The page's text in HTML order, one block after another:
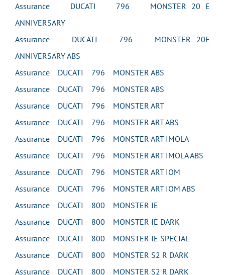
Assurance DUCATI 796 MONSTER 20 E
ANNIVERSARY
Assurance DUCATI 796 MONSTER 20E
ANNIVERSARY ABS
Assurance DUCATI 796 MONSTER ABS
Assurance DUCATI 796 MONSTER ABS
Assurance DUCATI 796 MONSTER ART
Assurance DUCATI 796 MONSTER ART ABS
Assurance DUCATI 796 MONSTER ART IMOLA
Assurance DUCATI 796 MONSTER ART IMOLA ABS
Assurance DUCATI 796 MONSTER ART IOM
Assurance DUCATI 796 MONSTER ART IOM ABS
Assurance DUCATI 800 MONSTER IE
Assurance DUCATI 800 MONSTER IE DARK
Assurance DUCATI 800 MONSTER IE SPECIAL
Assurance DUCATI 800 MONSTER S2 R DARK
Assurance DUCATI 800 MONSTER S2 R DARK